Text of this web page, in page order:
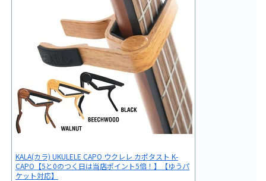
KALA(カラ) UKULELE CAPO ウクレレ カポタスト K-
CAPO【5と0のつく日は当店ポイント5倍！】【ゆうパ
ケット対応】